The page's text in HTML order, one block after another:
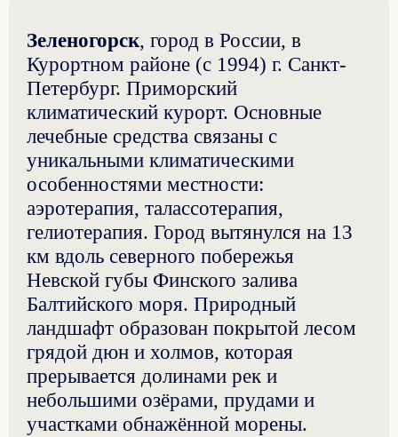
Зеленогорск, город в России, в
Курортном районе (с 1994) г. Санкт-
Петербург. Приморский
климатический курорт. Основные
лечебные средства связаны с
уникальными климатическими
особенностями местности:
аэротерапия, талассотерапия,
гелиотерапия. Город вытянулся на 13
км вдоль северного побережья
Невской губы Финского залива
Балтийского моря. Природный
ландшафт образован покрытой лесом
грядой дюн и холмов, которая
прерывается долинами рек и
небольшими озёрами, прудами и
участками обнажённой морены.